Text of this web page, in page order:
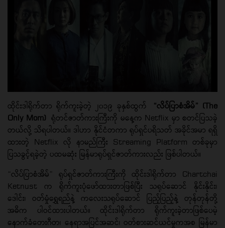
ထိုင်းဒါရိုက်တာ ရိုက်ကူးခဲ့တဲ့ ၂၀၁၉ ခုနှစ်ထွက် “လိပ်ပြာစံအိမ်” (The
Only Mom) ရုံတင်ဇာတ်ကားကြီးကို မနေ့က Netflix မှာ စတင်ပြသခဲ့
တယ်လို့ သိရပါတယ်။ ဒါဟာ နိုင်ငံတကာ ရုပ်ရှင်ပရိသတ် အခိုင်အမာ ရရှိ
ထားတဲ့ Netflix လို နာမည်ကြီး Streaming Platform တစ်ခုမှာ
ပြသခွင့်ရခဲ့တဲ့ ပထမဆုံး မြန်မာရုပ်ရှင်ဇာတ်ကားလည်း ဖြစ်ပါတယ်။
“လိပ်ပြာစံအိမ်” ရုပ်ရှင်ဇာတ်ကားကြီးကို ထိုင်းဒါရိုက်တာ Chartchai
Ketnust က ရိုက်ကူးပုံဖော်ထားတာဖြစ်ပြီး သရုပ်ဆောင် နိုင်းနိုင်း၊
ဒေါင်း၊ ဝတ်မှုံရွှေရည်နဲ့ ကလေးသရုပ်ဆောင် ပြည့်ပြည့်နဲ့ တုန်တုန်တို့
အဓိက ပါဝင်ထားပါတယ်။ ထိုင်းဒါရိုက်တာ ရိုက်ကူးခဲ့တာဖြစ်ပေမဲ့
နောက်ခံတေးဂီတ၊ နေရာအပြင်အဆင်၊ ဝတ်စားဆင်ယင်မှုကအစ မြန်မာ